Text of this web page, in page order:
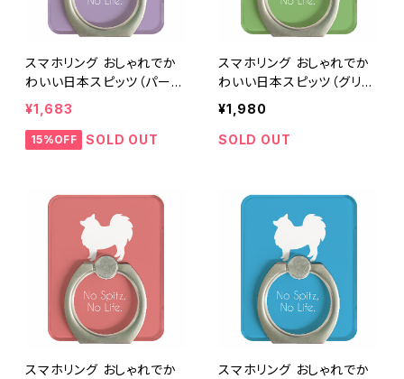
スマホリング おしゃれでか
わいい日本スピッツ（パープ
ル／紫・濃淡２色）
¥1,683
15%OFF SOLD OUT
スマホリング おしゃれでか
わいい日本スピッツ（グリー
ン／緑・濃淡２色）
¥1,980
SOLD OUT
スマホリング おしゃれでか
スマホリング おしゃれでか